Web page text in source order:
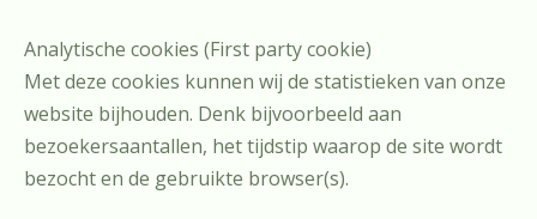
Analytische cookies (First party cookie)
Met deze cookies kunnen wij de statistieken van onze
website bijhouden. Denk bijvoorbeeld aan
bezoekersaantallen, het tijdstip waarop de site wordt
bezocht en de gebruikte browser(s).